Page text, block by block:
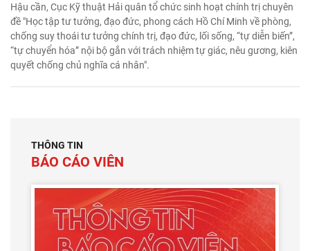
Hậu cần, Cục Kỹ thuật Hải quân tổ chức sinh hoạt chính trị chuyên
đề "Học tập tư tưởng, đạo đức, phong cách Hồ Chí Minh về phòng,
chống suy thoái tư tưởng chính trị, đạo đức, lối sống, “tự diễn biến”,
“tự chuyển hóa” nội bộ gắn với trách nhiệm tự giác, nêu gương, kiên
quyết chống chủ nghĩa cá nhân".
THÔNG TIN
BÁO CÁO VIÊN